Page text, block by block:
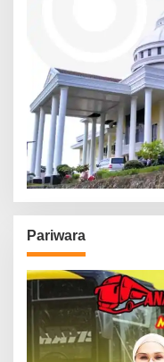
Pariwara